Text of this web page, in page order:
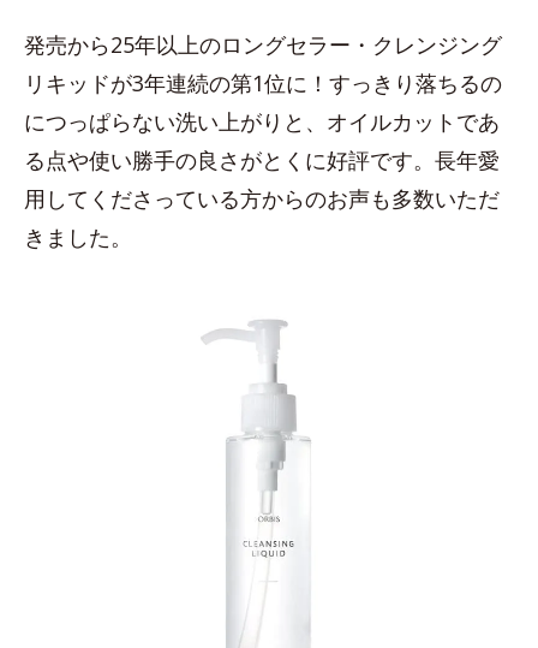
発売から25年以上のロングセラー・クレンジング
リキッドが3年連続の第1位に！すっきり落ちるの
につっぱらない洗い上がりと、オイルカットであ
る点や使い勝手の良さがとくに好評です。長年愛
用してくださっている方からのお声も多数いただ
きました。